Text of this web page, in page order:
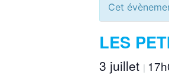
Cet
LES
3 juillet |